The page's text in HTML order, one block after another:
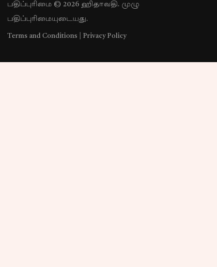
பதிப்புரிமை © 2026 ஹிதாவதி. முழு
பதிப்புரிமையுடையது.
Terms and Conditions Privacy Policy